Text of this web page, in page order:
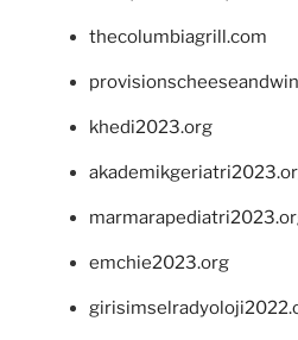
thecolumbiagrill.com
khedi2023.org
emchie2023.org